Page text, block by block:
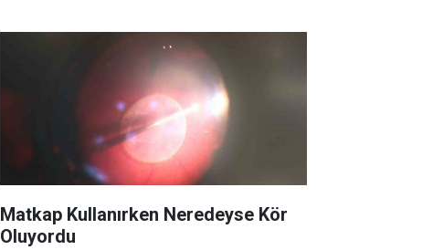
Matkap Kullanırken Neredeyse Kör
Oluyordu